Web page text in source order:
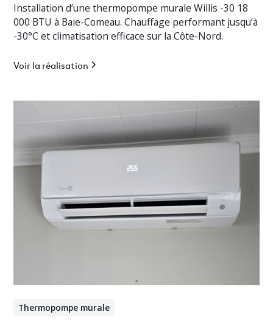
Installation d’une thermopompe murale Willis -30 18
000 BTU à Baie-Comeau. Chauffage performant jusqu’à
-30°C et climatisation efficace sur la Côte-Nord.
Voir la réalisation
Thermopompe murale